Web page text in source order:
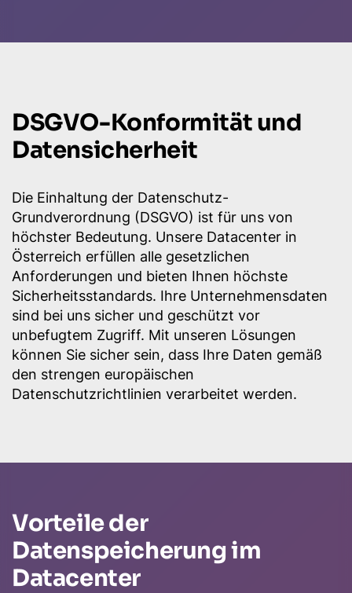
DSGVO-Konformität und
Datensicherheit
Die Einhaltung der Datenschutz-
Grundverordnung (DSGVO) ist für uns von
höchster Bedeutung. Unsere Datacenter in
Österreich erfüllen alle gesetzlichen
Anforderungen und bieten Ihnen höchste
Sicherheitsstandards. Ihre Unternehmensdaten
sind bei uns sicher und geschützt vor
unbefugtem Zugriff. Mit unseren Lösungen
können Sie sicher sein, dass Ihre Daten gemäß
den strengen europäischen
Datenschutzrichtlinien verarbeitet werden.
Vorteile der
Datenspeicherung im
Datacenter